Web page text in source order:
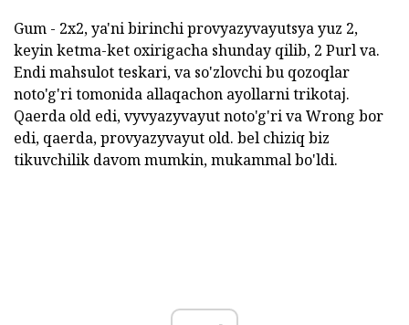
Gum - 2x2, ya'ni birinchi provyazyvayutsya yuz 2,
keyin ketma-ket oxirigacha shunday qilib, 2 Purl va.
Endi mahsulot teskari, va so'zlovchi bu qozoqlar
noto'g'ri tomonida allaqachon ayollarni trikotaj.
Qaerda old edi, vyvyazyvayut noto'g'ri va Wrong bor
edi, qaerda, provyazyvayut old. bel chiziq biz
tikuvchilik davom mumkin, mukammal bo'ldi.